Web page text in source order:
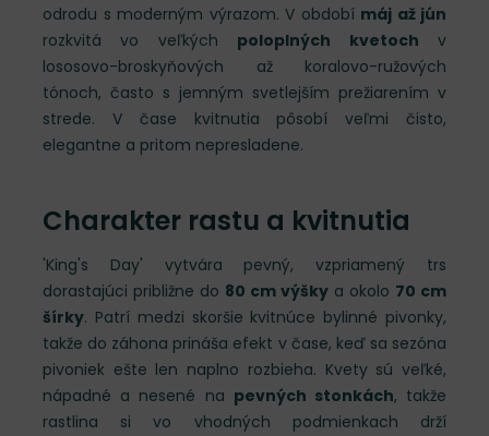
odrodu s moderným výrazom. V období máj až jún
rozkvitá vo veľkých poloplných kvetoch v
lososovo-broskyňových až koralovo-ružových
tónoch, často s jemným svetlejším prežiarením v
strede. V čase kvitnutia pôsobí veľmi čisto,
elegantne a pritom nepresladene.
Charakter rastu a kvitnutia
'King's Day' vytvára pevný, vzpriamený trs
dorastajúci približne do 80 cm výšky a okolo 70 cm
šírky. Patrí medzi skoršie kvitnúce bylinné pivonky,
takže do záhona prináša efekt v čase, keď sa sezóna
pivoniek ešte len naplno rozbieha. Kvety sú veľké,
nápadné a nesené na pevných stonkách, takže
rastlina si vo vhodných podmienkach drží